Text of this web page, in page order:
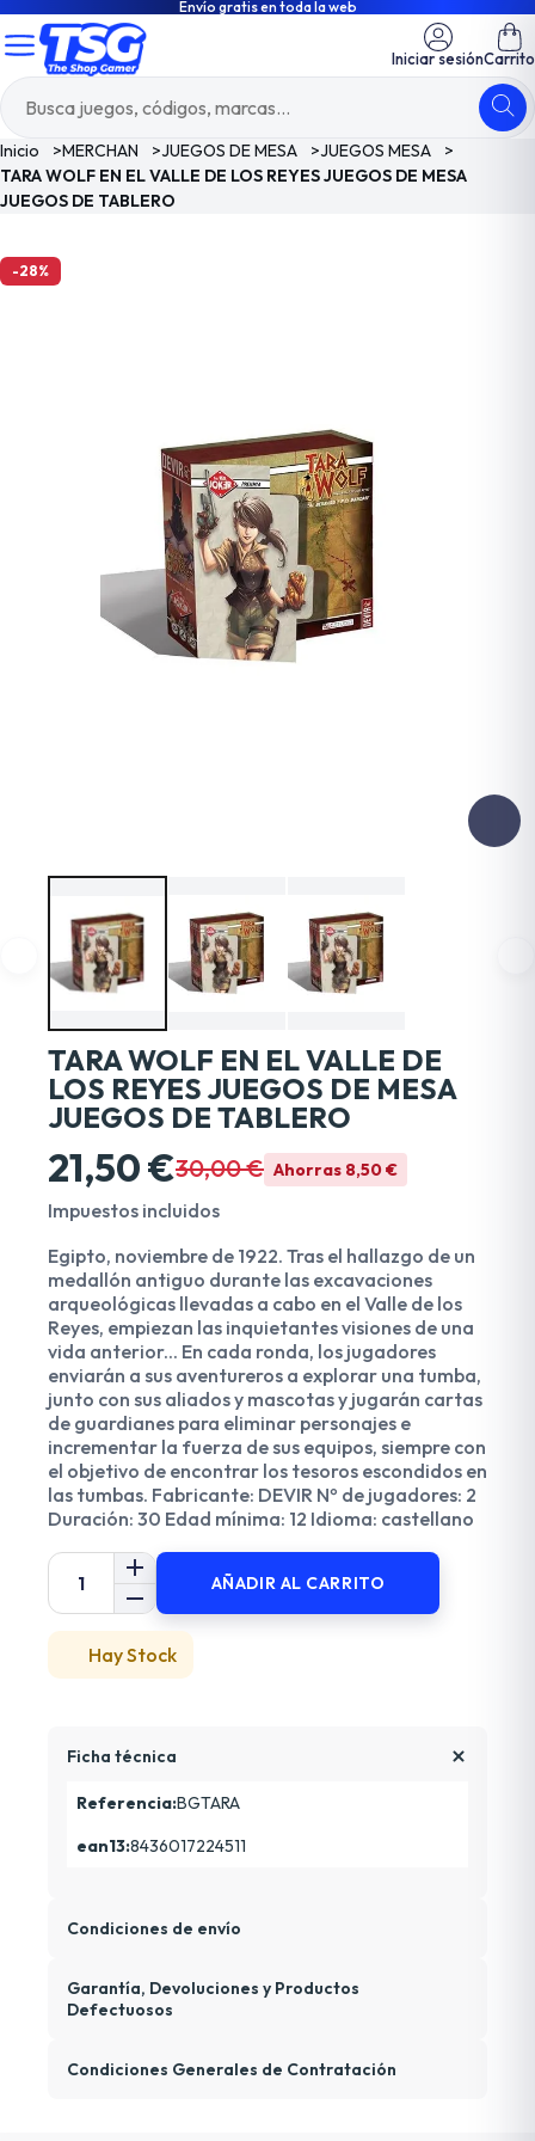
Envío gratis en toda la web
Iniciar sesiónCarrito
Inicio >MERCHAN >JUEGOS DE MESA >JUEGOS MESA
>
TARA WOLF EN EL VALLE DE LOS REYES JUEGOS DE MESA
JUEGOS DE TABLERO
-28%
TARA WOLF EN EL VALLE DE
LOS REYES JUEGOS DE MESA
JUEGOS DE TABLERO
21,50 €30,00 € Ahorras 8,50 €
Impuestos incluidos
Egipto, noviembre de 1922. Tras el hallazgo de un
medallón antiguo durante las excavaciones
arqueológicas llevadas a cabo en el Valle de los
Reyes, empiezan las inquietantes visiones de una
vida anterior... En cada ronda, los jugadores
enviarán a sus aventureros a explorar una tumba,
junto con sus aliados y mascotas y jugarán cartas
de guardianes para eliminar personajes e
incrementar la fuerza de sus equipos, siempre con
el objetivo de encontrar los tesoros escondidos en
las tumbas. Fabricante: DEVIR Nº de jugadores: 2
Duración: 30 Edad mínima: 12 Idioma: castellano
AÑADIR AL CARRITO
Hay Stock
Ficha técnica
Referencia:BGTARA
ean13:8436017224511
Condiciones de envío
Garantía, Devoluciones y Productos
Defectuosos
Condiciones Generales de Contratación